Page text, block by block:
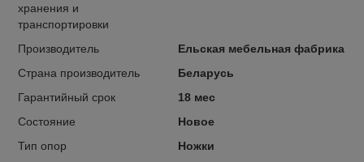
хранения и
транспортировки
Производитель
Ельская мебельная фабрика
Страна производитель
Беларусь
Гарантийный срок
18 мес
Состояние
Новое
Тип опор
Ножки